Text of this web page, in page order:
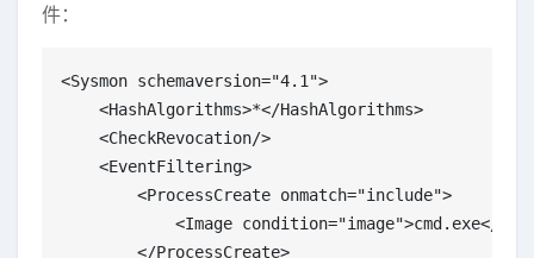
件：
<Sysmon schemaversion="4.1">
    <HashAlgorithms>*</HashAlgorithms>
    <CheckRevocation/>
    <EventFiltering>
        <ProcessCreate onmatch="include">
<Image condition="image">cmd.exe</
        </ProcessCreate>